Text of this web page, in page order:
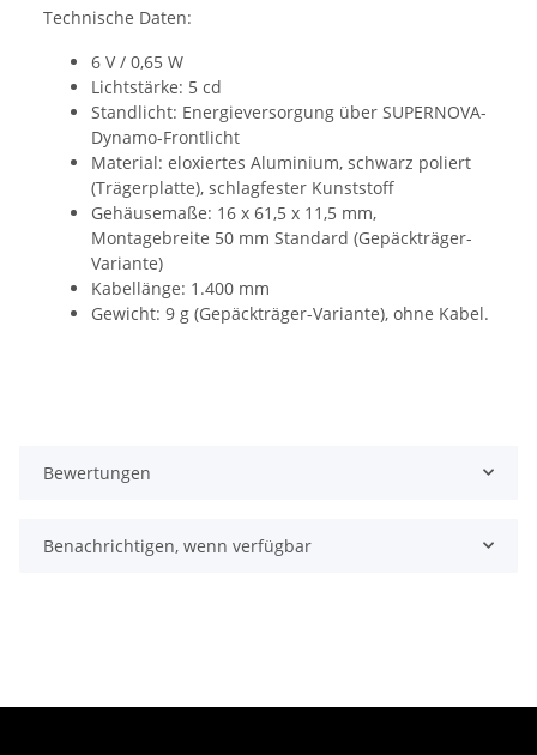
Technische Daten:
6 V / 0,65 W
Lichtstärke: 5 cd
Standlicht: Energieversorgung über SUPERNOVA-
Dynamo-Frontlicht
Material: eloxiertes Aluminium, schwarz poliert
(Trägerplatte), schlagfester Kunststoff
Gehäusemaße: 16 x 61,5 x 11,5 mm,
Montagebreite 50 mm Standard (Gepäckträger-
Variante)
Kabellänge: 1.400 mm
Gewicht: 9 g (Gepäckträger-Variante), ohne Kabel.
Bewertungen
Benachrichtigen, wenn verfügbar